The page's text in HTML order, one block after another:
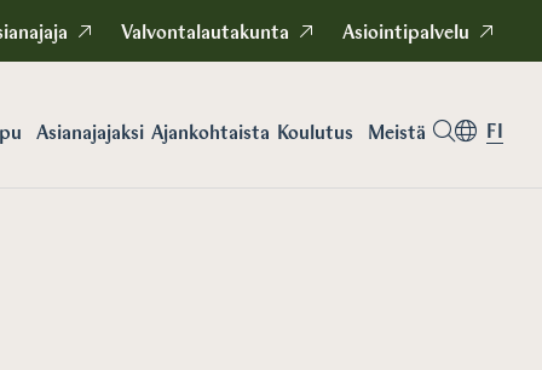
Valvontalautakunta Asiointipalvelu
Asianajajaksi Ajankohtaista Koulutus Meistä FI